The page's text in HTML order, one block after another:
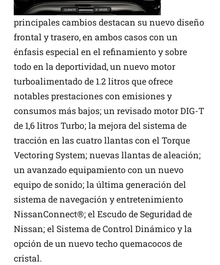
principales cambios destacan su nuevo diseño
frontal y trasero, en ambos casos con un
énfasis especial en el refinamiento y sobre
todo en la deportividad, un nuevo motor
turboalimentado de 1.2 litros que ofrece
notables prestaciones con emisiones y
consumos más bajos; un revisado motor DIG-T
de 1,6 litros Turbo; la mejora del sistema de
tracción en las cuatro llantas con el Torque
Vectoring System; nuevas llantas de aleación;
un avanzado equipamiento con un nuevo
equipo de sonido; la última generación del
sistema de navegación y entretenimiento
NissanConnect®; el Escudo de Seguridad de
Nissan; el Sistema de Control Dinámico y la
opción de un nuevo techo quemacocos de
cristal.